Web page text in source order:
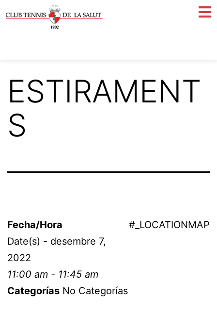
ESTIRAMENT
S
#_LOCATIONMAP
Fecha/Hora
Date(s) - desembre 7,
2022
11:00 am - 11:45 am
Categorías No Categorías